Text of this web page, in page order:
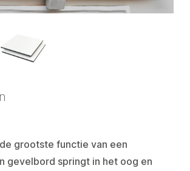
grootste functie van een
gevelbord springt in het oog en